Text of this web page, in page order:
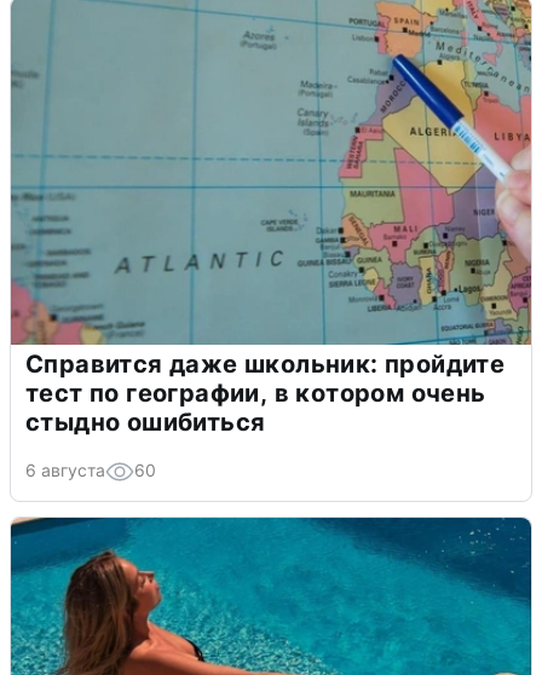
Справится даже школьник: пройдите
тест по географии, в котором очень
стыдно ошибиться
6 августа 60